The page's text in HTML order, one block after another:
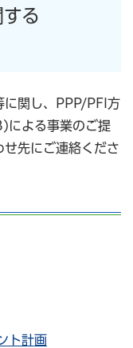
る
に関し、PPP/PFI方
による事業のご提
先にご連絡くださ
ト計画